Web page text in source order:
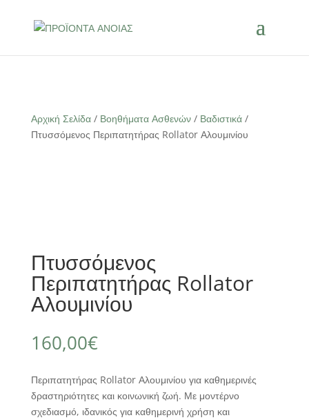
Αρχική Σελίδα/ Βοηθήματα Ασθενών/ Βαδιστικά/
Πτυσσόμενος Περιπατητήρας Rollator Αλουμινίου
Πτυσσόμενος
Περιπατητήρας Rollator
Αλουμινίου
160,00€
Περιπατητήρας Rollator Αλουμινίου για καθημερινές
δραστηριότητες και κοινωνική ζωή. Με μοντέρνο
σχεδιασμό, ιδανικός για καθημερινή χρήση και